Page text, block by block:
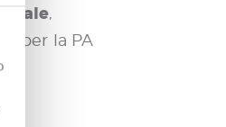
,
per la PA